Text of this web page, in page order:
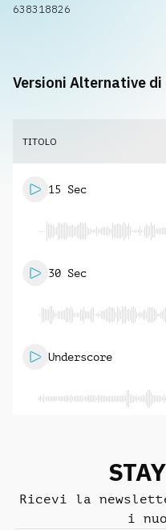
638318826
Versioni Alternative
TITOLO
15 Sec
30 Sec
Underscore
Ricevi la
i